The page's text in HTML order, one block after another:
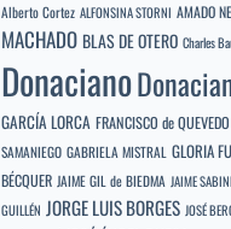
Alberto Cortez ALFONSINA STORNI AMADO
MACHADOBLAS DE OTERO Charles
Donaciano
GARCÍA LORCA FRANCISCO de
SAMANIEGO GABRIELA MISTRAL GLORIA
BÉCQUER JAIME GIL de BIEDMA JAIME
GUILLÉN JORGE LUIS BORGES JOSÉ